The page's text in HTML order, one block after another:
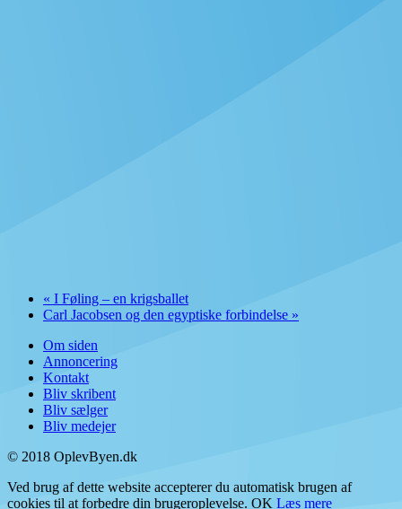
« I Føling – en krigsballet
Carl Jacobsen og den egyptiske forbindelse »
Om siden
Annoncering
Kontakt
Bliv skribent
Bliv sælger
Bliv medejer
© 2018 OplevByen.dk
Ved brug af dette website accepterer du automatisk brugen af
cookies til at forbedre din brugeroplevelse. OK Læs mere